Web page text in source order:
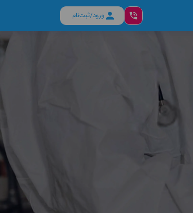
ورود/ثبت‌نام